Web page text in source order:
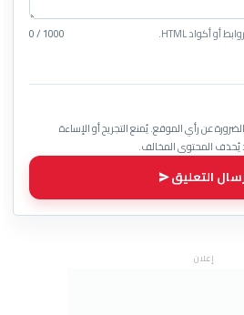
0 / 1000
عن رأي الموقع. يُمنع التجريح أو الإساءة
المحتوى المخالف.
التعليق
إعلان